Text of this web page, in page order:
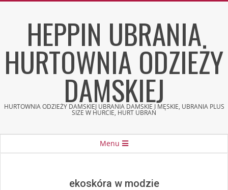
HEPPIN UBRANIA
HURTOWNIA ODZIEŻY
DAMSKIEJ
HURTOWNIA ODZIEŻY DAMSKIEJ UBRANIA DAMSKIE I MĘSKIE, UBRANIA PLUS
SIZE W HURCIE, HURT UBRAŃ
Menu
ekoskóra w modzie